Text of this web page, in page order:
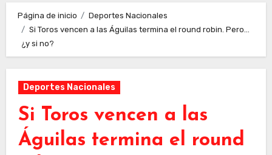
Página de inicio
Deportes Nacionales
Si Toros vencen a las Águilas termina el round robin. Pero…
¿y si no?
Deportes Nacionales
Si Toros vencen a las
Águilas termina el round